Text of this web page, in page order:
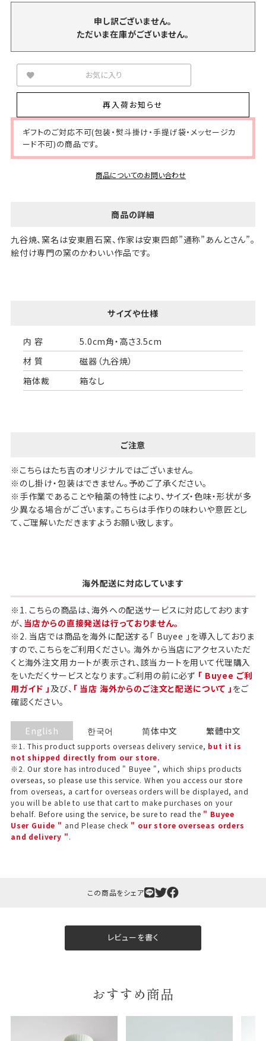
申し訳ございません。
ただいま在庫がございません。
お気に入り
再入荷お知らせ
ギフトのご対応不可(包装・熨斗掛け・手提げ袋・メッセージカ
ード不可)の商品です。
商品についてのお問い合わせ
商品の詳細
九谷焼、窯名は安東眉石窯、作家は安東四郎”通称”あんとさん”。
絵付け専門の窯のかわいい作品です。
サイズや仕様
内 容
5.0cm角・高さ3.5cm
材 質
磁器（九谷焼）
箱体裁
箱なし
ご注意
※こちらはたち吉のオリジナルではございません。
※のし掛け・包装はできません。予めご了承ください。
※手作業であることや釉薬の特性により、サイズ・色味・形状が多
少異なる場合がございます。こちらは手作りの味わいや意匠とし
て、ご理解いただきますようお願い致します。
海外配送に対応しています
※1. こちらの商品は、海外への配送サービスに対応しております
が、 当店からの直接発送は行っておりません。
※2. 当店では商品を海外に配送する「 Buyee 」を導入しておりま
すので、こちらをご利用ください。 海外から当店にアクセスいただ
くと海外注文用カートが表示され、該当カートを用いて代理購入
をいただくサービスとなります。ご利用の前に必ず 「 Buyee ご利
用ガイド 」 及び、 「 当店 海外からのご注文と配送について 」 をご
確認ください。
English
※1. This product supports overseas delivery service, but it is
not shipped directly from our store.
※2. Our store has introduced " Buyee ", which ships products
overseas, so please use this service. When you access our store
from overseas, a cart for overseas orders will be displayed, and
you will be able to use that cart to make purchases on your
behalf. Before using the service, be sure to read the " Buyee
User Guide " and Please check " our store overseas orders
and delivery ".
한국어 简体中文 繁體中文
この商品をシェア
レビューを書く
おすすめ商品